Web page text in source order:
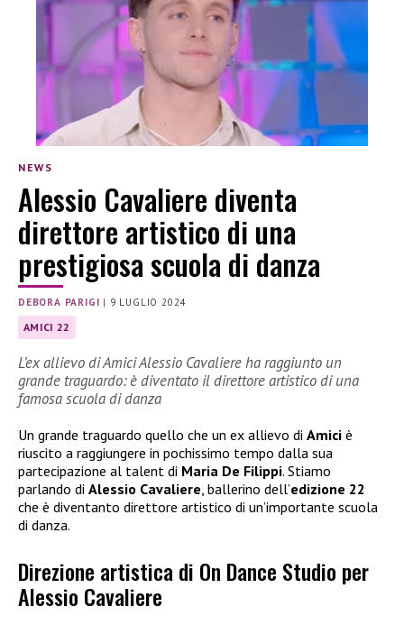
NEWS
Alessio Cavaliere diventa
direttore artistico di una
prestigiosa scuola di danza
DEBORA PARIGI | 9 LUGLIO 2024
AMICI 22
L’ex allievo di Amici Alessio Cavaliere ha raggiunto un
grande traguardo: è diventato il direttore artistico di una
famosa scuola di danza
Un grande traguardo quello che un ex allievo di Amici è
riuscito a raggiungere in pochissimo tempo dalla sua
partecipazione al talent di Maria De Filippi. Stiamo
parlando di Alessio Cavaliere, ballerino dell’edizione 22
che è diventanto direttore artistico di un’importante scuola
di danza.
Direzione artistica di On Dance Studio per
Alessio Cavaliere